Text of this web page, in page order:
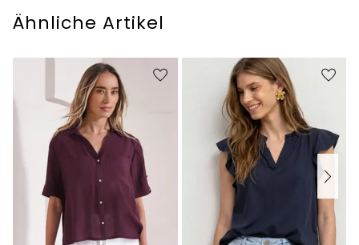
Ähnliche Artikel